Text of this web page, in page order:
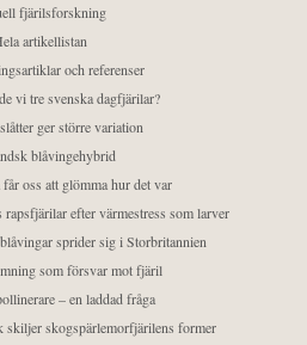
fjärilsforskning
artikellistan
och referenser
vi tre svenska dagfjärilar?
ger större variation
blåvingehybrid
oss att glömma hur det var
efter värmestress som larver
sprider sig i Storbritannien
som försvar mot fjäril
– en laddad fråga
skiljer skogspärlemorfjärilens former